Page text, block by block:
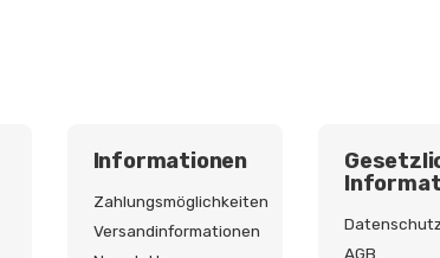
Informationen
Zahlungsmöglichkeiten
Versandinformationen
Datenschutz
AGB